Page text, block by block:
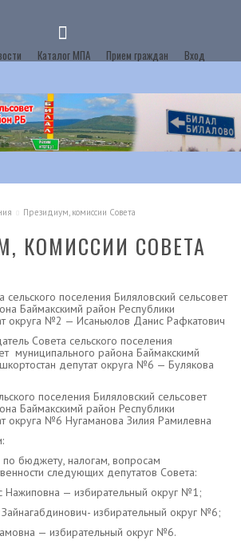
Каталог МПА Прием граждан Вход
Президиум, комиссии Совета
КОМИССИИ СОВЕТА
поселения Биляловский сельсовет
Баймакскимй район Республики
округа №2 — Исаньюлов Данис Рафкатович
Совета сельского поселения
муниципального района Баймакскимй
депутат округа №6 — Булякова
поселения Биляловский сельсовет
Баймакскимй район Республики
округа №6 Нугаманова Зилия Рамилевна
по бюджету, налогам, вопросам
следующих депутатов Совета:
Нажиповна — избирательный округ №1;
избирательный округ №6;
— избирательный округ №6.